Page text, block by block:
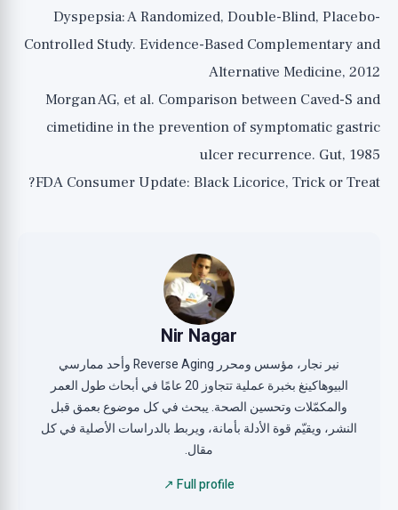
Dyspepsia: A Randomized, Double-Blind, Placebo-
Controlled Study. Evidence-Based Complementary and
Alternative Medicine, 2012
Morgan AG, et al. Comparison between Caved-S and
cimetidine in the prevention of symptomatic gastric
ulcer recurrence. Gut, 1985
FDA Consumer Update: Black Licorice, Trick or Treat?
Nir Nagar
نير نجار، مؤسس ومحرر Reverse Aging وأحد ممارسي
البيوهاكينغ بخبرة عملية تتجاوز 20 عامًا في أبحاث طول العمر
والمكمّلات وتحسين الصحة. يبحث في كل موضوع بعمق قبل
النشر، ويقيّم قوة الأدلة بأمانة، ويربط بالدراسات الأصلية في كل
مقال.
Full profile ↗